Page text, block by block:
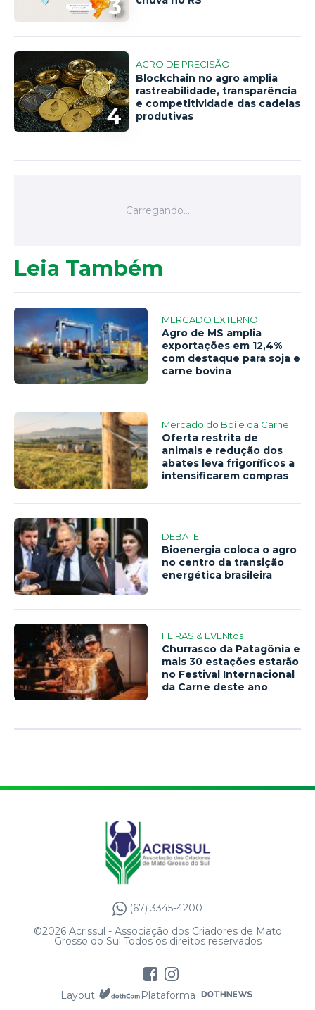
3
4
AGRO DE PRECISÃO
Blockchain no agro amplia
rastreabilidade, transparência
e competitividade das cadeias
produtivas
Leia Também
MERCADO EXTERNO
Agro de MS amplia
exportações em 12,4%
com destaque para soja e
carne bovina
Mercado do Boi e da Carne
Oferta restrita de
animais e redução dos
abates leva frigoríficos a
intensificarem compras
DEBATE
Bioenergia coloca o agro
no centro da transição
energética brasileira
FEIRAS & EVENtos
Churrasco da Patagônia e
mais 30 estações estarão
no Festival Internacional
da Carne deste ano
(67) 3345-4200
©2026 Acrissul - Associação dos Criadores de Mato
Grosso do Sul Todos os direitos reservados
Layout Plataforma